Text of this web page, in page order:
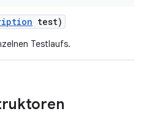
test)
Testlaufs.